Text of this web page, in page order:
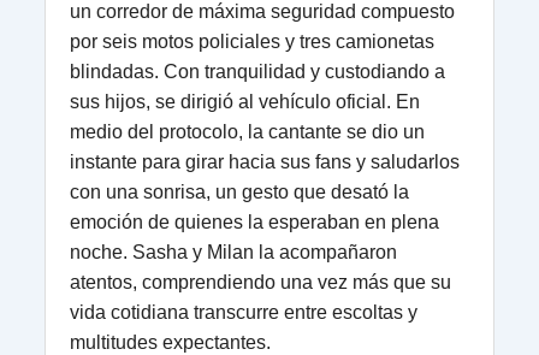
un corredor de máxima seguridad compuesto
por seis motos policiales y tres camionetas
blindadas. Con tranquilidad y custodiando a
sus hijos, se dirigió al vehículo oficial. En
medio del protocolo, la cantante se dio un
instante para girar hacia sus fans y saludarlos
con una sonrisa, un gesto que desató la
emoción de quienes la esperaban en plena
noche. Sasha y Milan la acompañaron
atentos, comprendiendo una vez más que su
vida cotidiana transcurre entre escoltas y
multitudes expectantes.